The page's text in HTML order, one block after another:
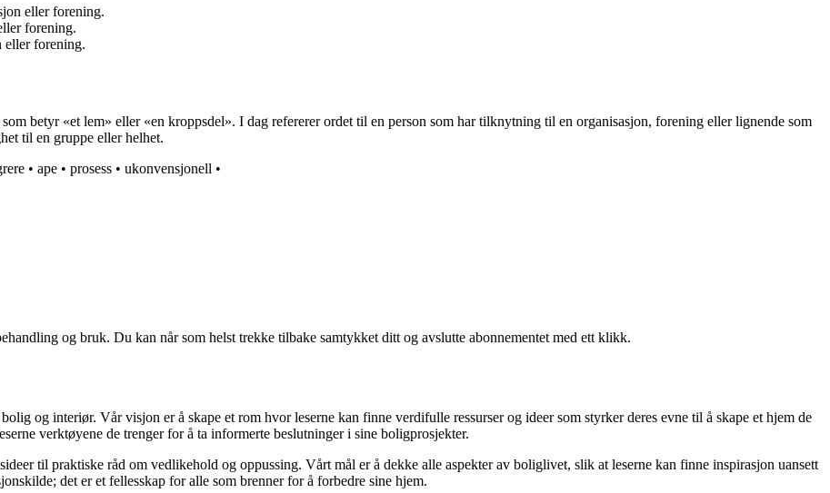
eller forening.
forening.
eller forening.
betyr «et lem» eller «en kroppsdel». I dag refererer ordet til en person som har tilknytning til en organisasjon, forening eller lignende som
til en gruppe eller helhet.
• ape • prosess • ukonvensjonell •
og bruk. Du kan når som helst trekke tilbake samtykket ditt og avslutte abonnementet med ett klikk.
og interiør. Vår visjon er å skape et rom hvor leserne kan finne verdifulle ressurser og ideer som styrker deres evne til å skape et hjem de
verktøyene de trenger for å ta informerte beslutninger i sine boligprosjekter.
til praktiske råd om vedlikehold og oppussing. Vårt mål er å dekke alle aspekter av boliglivet, slik at leserne kan finne inspirasjon uansett
det er et fellesskap for alle som brenner for å forbedre sine hjem.